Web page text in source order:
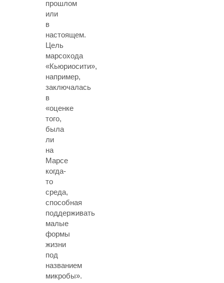
прошлом
или
в
настоящем.
Цель
марсохода
«Кьюриосити»,
например,
заключалась
в
«оценке
того,
была
ли
на
Марсе
когда-
то
среда,
способная
поддерживать
малые
формы
жизни
под
названием
микробы».